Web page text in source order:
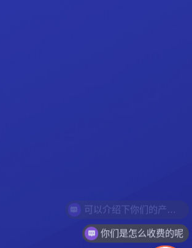
你们是怎么收费的呢